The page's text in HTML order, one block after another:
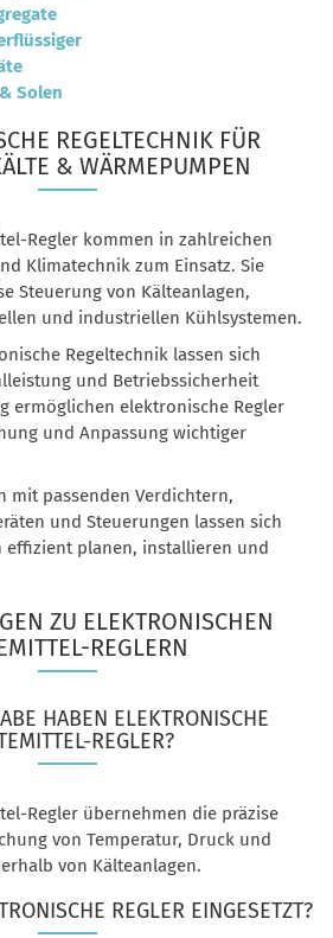
Solen
REGELTECHNIK FÜR
& WÄRMEPUMPEN
Regler kommen in zahlreichen
Klimatechnik zum Einsatz. Sie
Steuerung von Kälteanlagen,
und industriellen Kühlsystemen.
Regeltechnik lassen sich
und Betriebssicherheit
ermöglichen elektronische Regler
und Anpassung wichtiger
mit passenden Verdichtern,
und Steuerungen lassen sich
effizient planen, installieren und
ZU ELEKTRONISCHEN
REGLERN
HABEN ELEKTRONISCHE
REGLER?
Regler übernehmen die präzise
von Temperatur, Druck und
von Kälteanlagen.
REGLER EINGESETZT?